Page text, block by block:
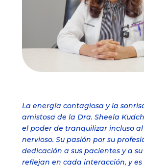
La energía contagiosa y la
amistosa de la Dra. Sheela
el poder de tranquilizar incluso
nervioso. Su pasión por su
dedicación a sus pacientes y a
reflejan en cada interacción, y